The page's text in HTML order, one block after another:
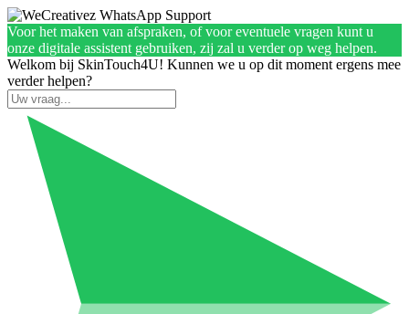
Voor het maken van afspraken, of voor eventuele vragen kunt u
onze digitale assistent gebruiken, zij zal u verder op weg helpen.
Welkom bij SkinTouch4U! Kunnen we u op dit moment ergens mee
verder helpen?